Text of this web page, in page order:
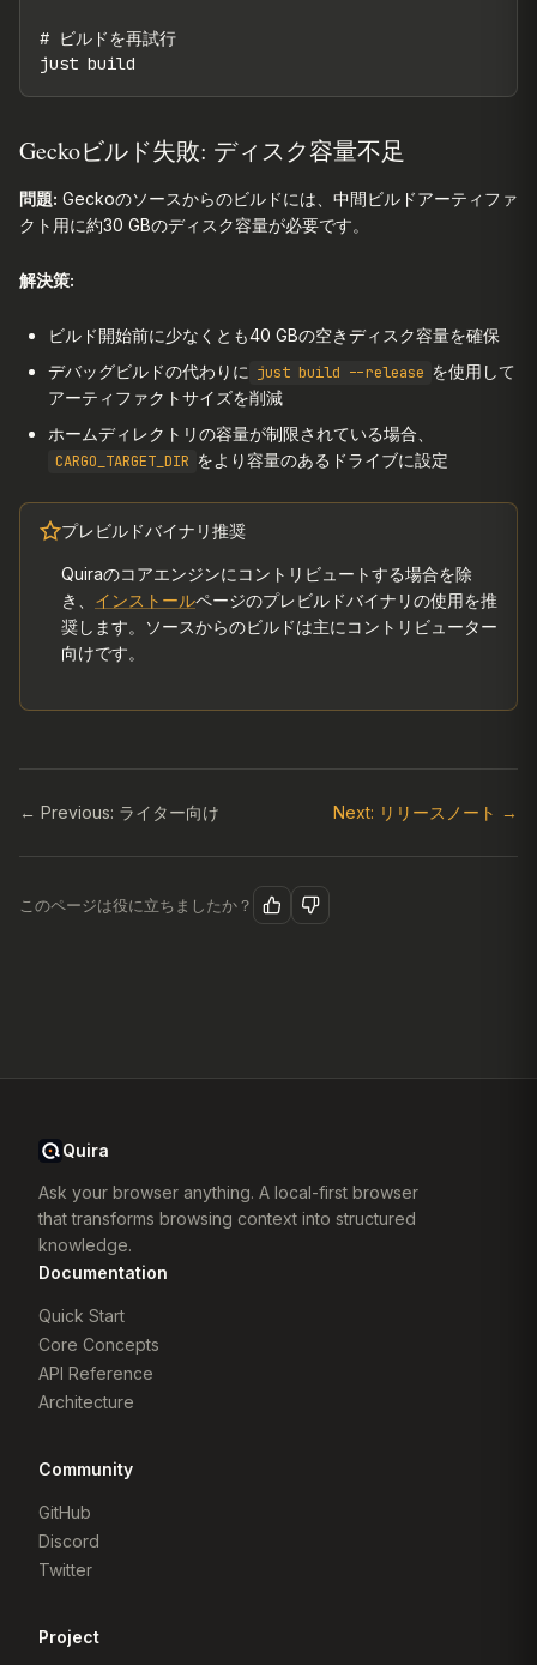
# ビルドを再試行
just build
Geckoビルド失敗: ディスク容量不足
問題: Geckoのソースからのビルドには、中間ビルドアーティファ
クト用に約30 GBのディスク容量が必要です。
解決策:
ビルド開始前に少なくとも40 GBの空きディスク容量を確保
デバッグビルドの代わりに just build --release を使用して
アーティファクトサイズを削減
ホームディレクトリの容量が制限されている場合、
CARGO_TARGET_DIR をより容量のあるドライブに設定
プレビルドバイナリ推奨
Quiraのコアエンジンにコントリビュートする場合を除
き、 インストールページのプレビルドバイナリの使用を推
奨します。ソースからのビルドは主にコントリビューター
向けです。
← Previous: ライター向け Next: リリースノート →
このページは役に立ちましたか？
Quira
Ask your browser anything. A local-first browser
that transforms browsing context into structured
knowledge.
Documentation
Quick Start
Core Concepts
API Reference
Architecture
Community
GitHub
Discord
Twitter
Project